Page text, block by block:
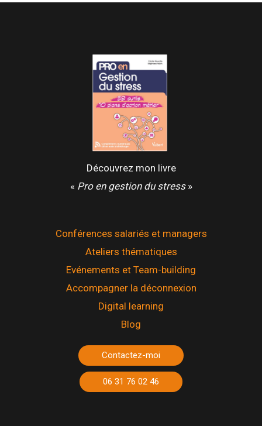
Découvrez mon livre
« Pro en gestion du stress»
Conférences salariés et managers
Ateliers thématiques
Evénements et Team-building
Accompagner la déconnexion
Digital learning
Blog
Contactez-moi
06 31 76 02 46